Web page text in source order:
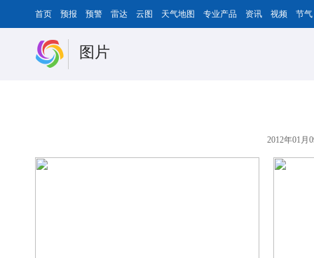
首页 预报 预警 雷达 云图 天气地图 专业产品 资讯 视频 节气
图片
2012年01月